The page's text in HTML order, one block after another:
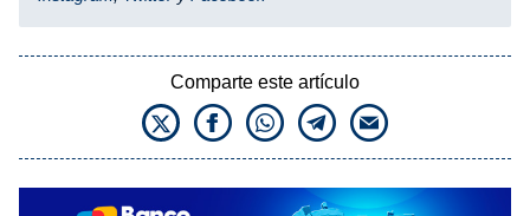
Comparte este artículo